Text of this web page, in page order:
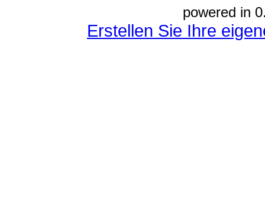
powered in
Erstellen Sie Ihre